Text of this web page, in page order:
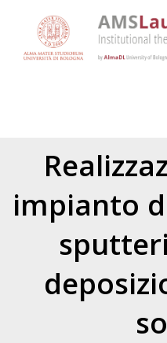
impianto